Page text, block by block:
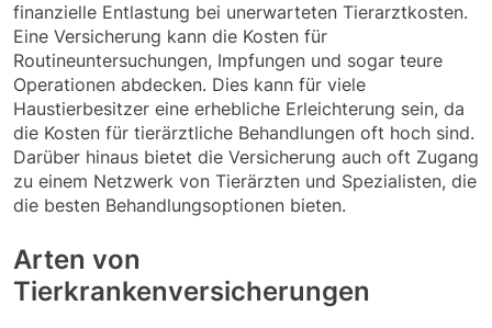
finanzielle Entlastung bei unerwarteten Tierarztkosten.
Eine Versicherung kann die Kosten für
Routineuntersuchungen, Impfungen und sogar teure
Operationen abdecken. Dies kann für viele
Haustierbesitzer eine erhebliche Erleichterung sein, da
die Kosten für tierärztliche Behandlungen oft hoch sind.
Darüber hinaus bietet die Versicherung auch oft Zugang
zu einem Netzwerk von Tierärzten und Spezialisten, die
die besten Behandlungsoptionen bieten.
Arten von
Tierkrankenversicherungen